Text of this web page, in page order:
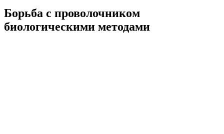
Борьба с проволочником
биологическими методами